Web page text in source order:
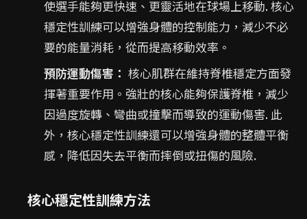
使選手能夠更快速、更靈活地在球場上移動. 核心
穩定性訓練可以增強身體的控制能力，減少不必
要的能量消耗，從而提高移動效率。
預防運動傷害： 核心肌群在維持脊椎穩定方面發
揮著重要作用。強壯的核心能夠保護脊椎，減少
因過度旋轉、彎曲或撞擊而導致的運動傷害. 此
外，核心穩定性訓練還可以增強身體的整體平衡
感，降低因失去平衡而摔倒或扭傷的風險.
核心穩定性訓練方法